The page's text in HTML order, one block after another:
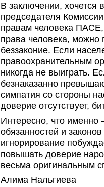
В заключении, хочется
председателя
правам человека
права человека, можно
беззаконие. Если
правоохранительным
никогда не выиграть.
безнаказанно
симпатия со стороны
доверие отсутствует,
Интересно, что
обязанностей и
игнорирование
повышать доверие
весьма оригинальным
Алима Нальгиева